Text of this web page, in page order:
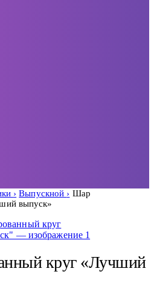
Выпускной
Шар
выпуск»
круг «Лучший